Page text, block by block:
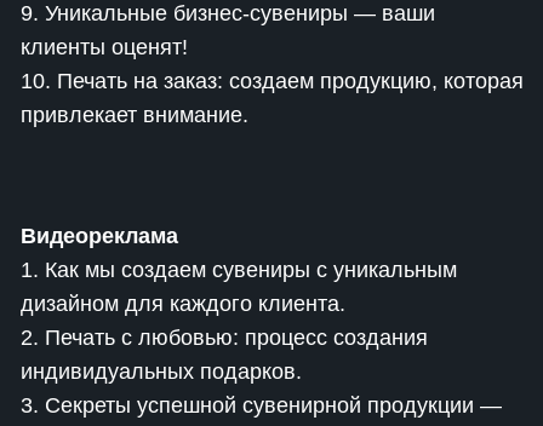
9. Уникальные бизнес-сувениры — ваши
клиенты оценят!
10. Печать на заказ: создаем продукцию, которая
привлекает внимание.
Видеореклама
1. Как мы создаем сувениры с уникальным
дизайном для каждого клиента.
2. Печать с любовью: процесс создания
индивидуальных подарков.
3. Секреты успешной сувенирной продукции —